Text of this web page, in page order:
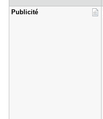
Publicité